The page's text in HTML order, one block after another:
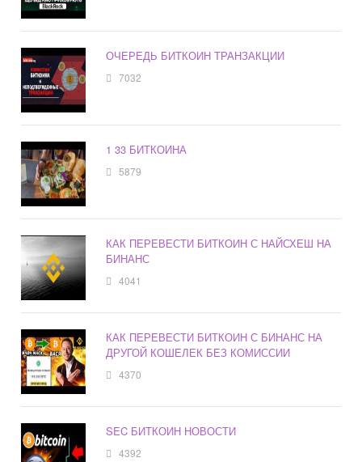
ОЧЕРЕДЬ БИТКОИН ТРАНЗАКЦИИ
7032
1 33 БИТКОИНА
5879
КАК ПЕРЕВЕСТИ БИТКОИН С НАЙСХЕШ НА
БИНАНС
4041
КАК ПЕРЕВЕСТИ БИТКОИН С БИНАНС НА
ДРУГОЙ КОШЕЛЕК БЕЗ КОМИССИИ
4370
SEC БИТКОИН НОВОСТИ
4392